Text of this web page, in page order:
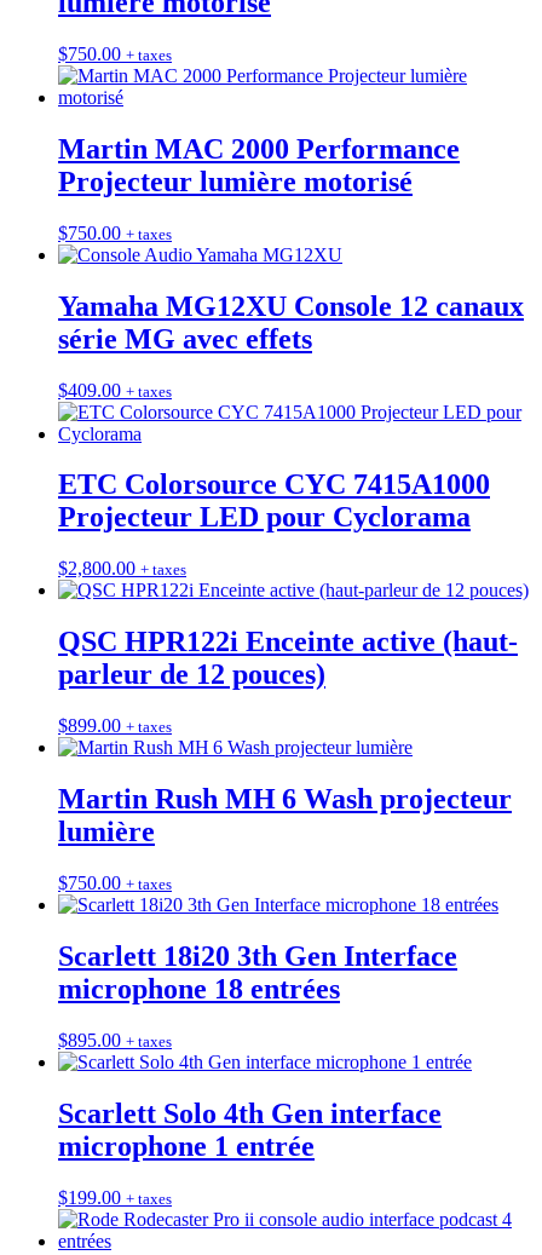
$750.00 + taxes
Martin MAC 2000 Performance
Projecteur lumière motorisé
$750.00 + taxes
Yamaha MG12XU Console 12 canaux
série MG avec effets
$409.00 + taxes
ETC Colorsource CYC 7415A1000
Projecteur LED pour Cyclorama
$2,800.00 + taxes
QSC HPR122i Enceinte active (haut-
parleur de 12 pouces)
$899.00 + taxes
Martin Rush MH 6 Wash projecteur
lumière
$750.00 + taxes
Scarlett 18i20 3th Gen Interface
microphone 18 entrées
$895.00 + taxes
Scarlett Solo 4th Gen interface
microphone 1 entrée
$199.00 + taxes